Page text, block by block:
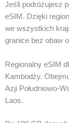
Jeśli podróżujesz
eSIM. Dzięki
we wszystkich
granice bez obaw
Regionalny eSIM
Kambodży.
Azji Południowo-
Laos.